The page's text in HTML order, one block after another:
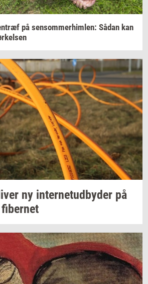
på sen­som­mer­him­len: Sådan kan
ny in­ter­ne­tud­by­der på
fi­ber­net